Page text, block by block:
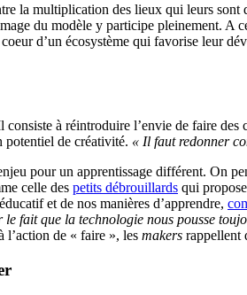
la multiplication des lieux qui leurs sont
du modèle y participe pleinement.
d’un écosystème qui favorise leur
à réintroduire l’envie de faire des
potentiel de créativité. « Il faut redonner
pour un apprentissage différent. On
celle des petits débrouillards qui
et de nos manières d’apprendre,
fait que la technologie nous pousse
l’action de « faire », les makers rappellent